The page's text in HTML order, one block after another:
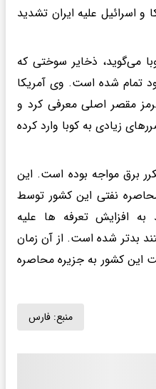
اسرائیل علیه ایران تشدید
می‌گوید، ذخایر سوختی که
تمام شده است. وی آمریکا
مقصر اصلی معرفی کرد و
زیادی به کوبا وارد کرده
مکرر برق مواجه بوده است. این
۲۰۲۶ به دنبال محاصره نفتی این کشور توسط
به افزایش تعرفه ها علیه
بدتر شده است. از آن زمان
کشور به جزیره محاصره
منبع: فارس